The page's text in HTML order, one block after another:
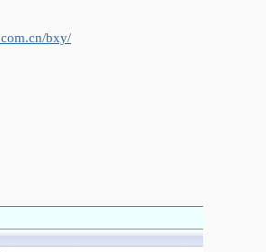
bxy/